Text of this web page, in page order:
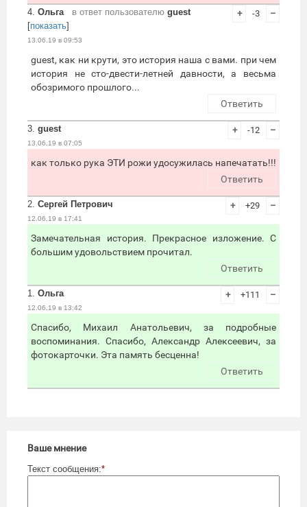
4. Ольга в ответ пользователю guest
[показать]
13.06.19 в 09:53
+ -3 –
guest, как ни крути, это история наша с вами. при чем
история не сто-двести-летней давности, а весьма
обозримого прошлого...
Ответить
3. guest
13.06.19 в 07:05
+ -12 –
как только рука ЭТИ рожи удосужилась напечатать!!!
Ответить
2. Сергей Петрович
12.06.19 в 17:41
+ +29 –
Замечательная история. Прекрасное изложение. С
большим удовольствием прочитал.
Ответить
1. Ольга
12.06.19 в 13:42
+ +111 –
Спасибо, Михаил Анатольевич, за подробные
воспоминания. Спасибо, Александр Алексеевич, за
фотокарточки. Эта память бесценна!
Ответить
Ваше мнение
Текст сообщения:*